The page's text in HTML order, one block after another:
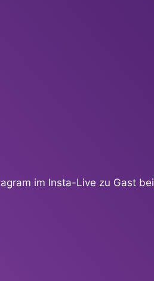
im Insta-Live zu Gast bei